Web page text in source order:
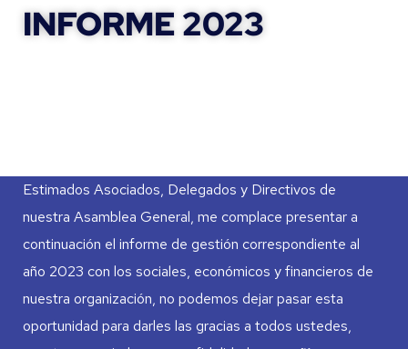
INFORME 2023
Estimados Asociados, Delegados y Directivos de
nuestra Asamblea General, me complace presentar a
continuación el informe de gestión correspondiente al
año 2023 con los sociales, económicos y financieros de
nuestra organización, no podemos dejar pasar esta
oportunidad para darles las gracias a todos ustedes,